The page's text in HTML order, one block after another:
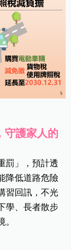
守護家人的
罰」，預計透
降低道路危險
習回訊，不光
學、長者散步